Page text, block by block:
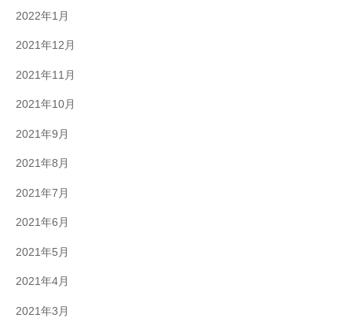
2022年1月
2021年12月
2021年11月
2021年10月
2021年9月
2021年8月
2021年7月
2021年6月
2021年5月
2021年4月
2021年3月